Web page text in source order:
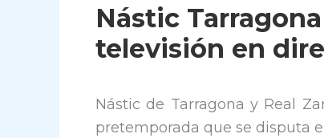
Nástic
televisión en
Nástic de Tarragona y Real
pretemporada que se disputa